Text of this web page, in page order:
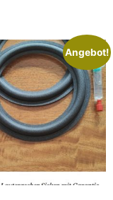
Angebot!